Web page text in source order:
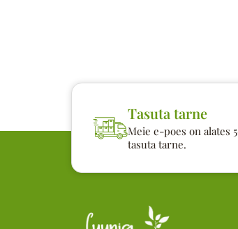
Tasuta tarne
Meie e-poes on alates
tasuta tarne.